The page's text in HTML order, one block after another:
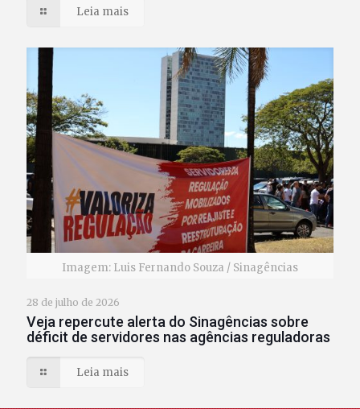
Leia mais
Imagem: Luis Fernando Souza / Sinagências
28 de julho de 2026
Veja repercute alerta do Sinagências sobre
déficit de servidores nas agências reguladoras
Leia mais